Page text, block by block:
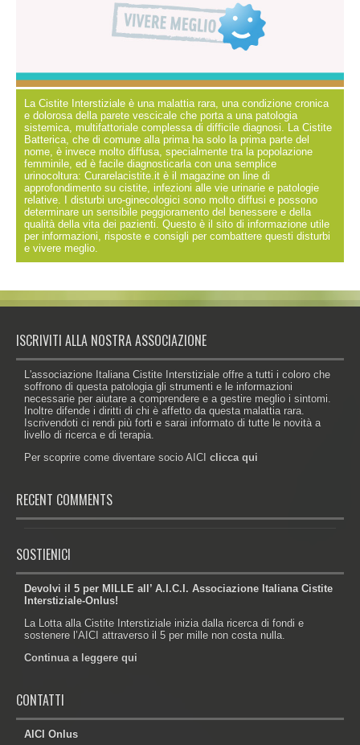
La Cistite Interstiziale è una malattia rara, una condizione cronica
e dolorosa della parete vescicale che porta a una patologia
sistemica, multifattoriale complessa di difficile diagnosi. La Cistite
Batterica, che di comune alla prima ha solo la prima parte del
nome, è invece molto diffusa, specialmente tra la popolazione
femminile, ed è facile diagnosticarla con una semplice
urinocoltura: Curarelacistite.it è il magazine on line di
approfondimento su cistite, infezioni alle vie urinarie e patologie
relative. I disturbi uro-ginecologici sono molto diffusi e possono
determinare un sensibile peggioramento del benessere e della
qualità della vita dei pazienti. Questo è il sito di informazione utile
per informazioni, risposte e consigli per combattere questi disturbi
e vivere meglio.
ISCRIVITI ALLA NOSTRA ASSOCIAZIONE
L'associazione Italiana Cistite Interstiziale offre a tutti i coloro che
soffrono di questa patologia gli strumenti e le informazioni
necessarie per aiutare a comprendere e a gestire meglio i sintomi.
Inoltre difende i diritti di chi è affetto da questa malattia rara.
Iscrivendoti ci rendi più forti e sarai informato di tutte le novità a
livello di ricerca e di terapia.
Per scoprire come diventare socio AICI clicca qui
RECENT COMMENTS
SOSTIENICI
Devolvi il 5 per MILLE all’ A.I.C.I. Associazione Italiana Cistite
Interstiziale-Onlus!
La Lotta alla Cistite Interstiziale inizia dalla ricerca di fondi e
sostenere l’AICI attraverso il 5 per mille non costa nulla.
Continua a leggere qui
CONTATTI
AICI Onlus